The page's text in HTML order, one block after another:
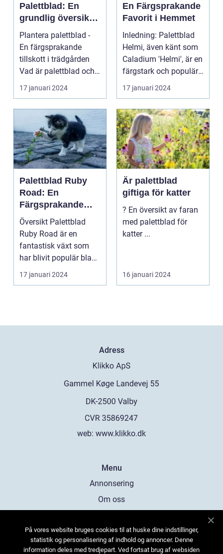
Palettblad: En
grundlig översikt
och presentation
Plantera palettblad -
En färgsprakande
tillskott i trädgården
Vad är palettblad och
vilka typer fin...
17 januari 2024
En Färgsprakande
Favorit i Hemmet
Inledning: Palettblad
Helmi, även känt som
Caladium 'Helmi', är en
färgstark och populär
växt som ha...
17 januari 2024
Palettblad Ruby
Road: En
Färgsprakande
Skapelse För
Trädgården
Översikt Palettblad
Ruby Road är en
fantastisk växt som
har blivit populär bland
trädgårdsentusiast...
17 januari 2024
Är palettblad
giftiga för katter
? En översikt av faran
med palettblad för
katter ...
16 januari 2024
Adress
web: www.klikko.dk
Menu
Annonsering
Om oss
Kontakta oss
Sitemap
På vores website bruges cookies til at huske dine indstillinger,
statistik og personalisering af indhold og annoncer. Denne
information deles med tredjepart. Ved fortsat brug af websiden